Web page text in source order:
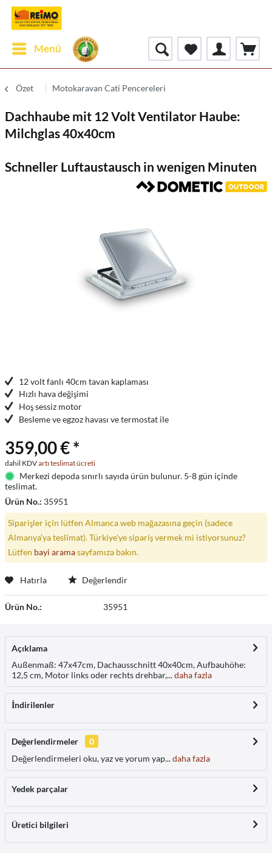
Menü
Özet Motokaravan Cati Pencereleri
Dachhaube mit 12 Volt Ventilator Haube:
Milchglas 40x40cm
Schneller Luftaustausch in wenigen Minuten
12 volt fanlı 40cm tavan kaplaması
Hızlı hava değişimi
Hoş sessiz motor
Besleme ve egzoz havası ve termostat ile
359,00 € *
dahil KDVartı teslimat ücreti
Merkezi depoda sınırlı sayıda ürün bulunur. 5-8 gün içinde
teslimat.
Ürün No.: 35951
Siparişler için lütfen Almanca web mağazasına geçin (sadece
Almanya'ya teslimat). Türkiye'ye sipariş vermek mi istiyorsunuz?
Lütfen bayi aramasayfamıza bakın.
Hatırla Değerlendir
Ürün No.: 35951
Açıklama
Außenmaß: 47x47cm, Dachausschnitt 40x40cm, Aufbauhöhe:
12,5 cm, Motor links oder rechts drehbar,...daha fazla
İndirilenler
Değerlendirmeler
0
Değerlendirmeleri oku, yaz ve yorum yap...daha fazla
Yedek parçalar
Üretici bilgileri